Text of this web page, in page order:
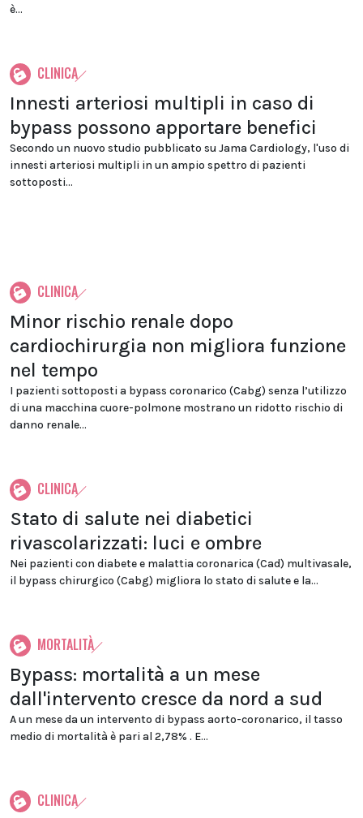
è...
CLINICA
Innesti arteriosi multipli in caso di
bypass possono apportare benefici
Secondo un nuovo studio pubblicato su Jama Cardiology, l'uso di
innesti arteriosi multipli in un ampio spettro di pazienti
sottoposti...
CLINICA
Minor rischio renale dopo
cardiochirurgia non migliora funzione
nel tempo
I pazienti sottoposti a bypass coronarico (Cabg) senza l’utilizzo
di una macchina cuore-polmone mostrano un ridotto rischio di
danno renale...
CLINICA
Stato di salute nei diabetici
rivascolarizzati: luci e ombre
Nei pazienti con diabete e malattia coronarica (Cad) multivasale,
il bypass chirurgico (Cabg) migliora lo stato di salute e la...
MORTALITÀ
Bypass: mortalità a un mese
dall'intervento cresce da nord a sud
A un mese da un intervento di bypass aorto-coronarico, il tasso
medio di mortalità è pari al 2,78% . E...
CLINICA